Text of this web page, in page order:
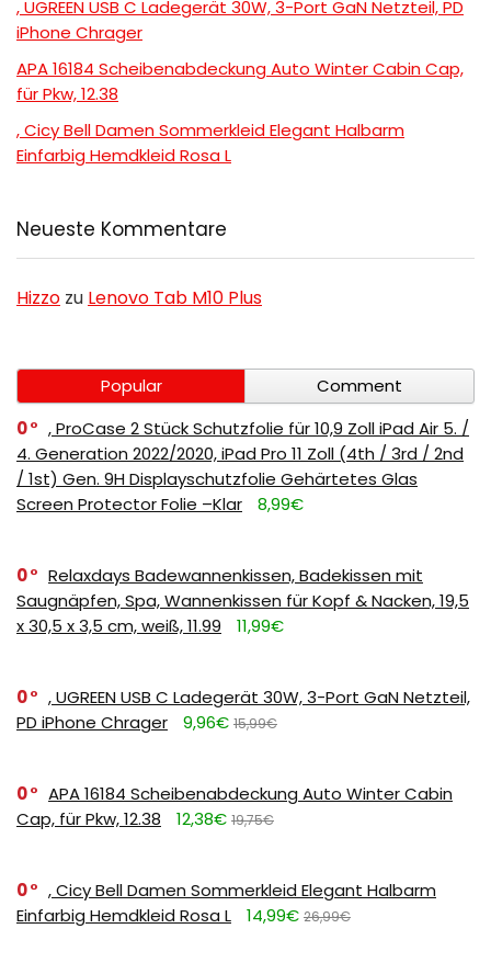
, UGREEN USB C Ladegerät 30W, 3-Port GaN Netzteil, PD
iPhone Chrager
APA 16184 Scheibenabdeckung Auto Winter Cabin Cap,
für Pkw, 12.38
, Cicy Bell Damen Sommerkleid Elegant Halbarm
Einfarbig Hemdkleid Rosa L
Neueste Kommentare
Hizzo zu Lenovo Tab M10 Plus
Popular
Comment
0
, ProCase 2 Stück Schutzfolie für 10,9 Zoll iPad Air 5. /
4. Generation 2022/2020, iPad Pro 11 Zoll (4th / 3rd / 2nd
/ 1st) Gen. 9H Displayschutzfolie Gehärtetes Glas
Screen Protector Folie –Klar
8,99€
0
Relaxdays Badewannenkissen, Badekissen mit
Saugnäpfen, Spa, Wannenkissen für Kopf & Nacken, 19,5
x 30,5 x 3,5 cm, weiß, 11.99
11,99€
0
, UGREEN USB C Ladegerät 30W, 3-Port GaN Netzteil,
PD iPhone Chrager
9,96€ 15,99€
0
APA 16184 Scheibenabdeckung Auto Winter Cabin
Cap, für Pkw, 12.38
12,38€ 19,75€
0
, Cicy Bell Damen Sommerkleid Elegant Halbarm
Einfarbig Hemdkleid Rosa L
14,99€ 26,99€